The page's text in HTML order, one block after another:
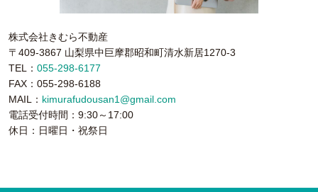
株式会社きむら不動産
〒409-3867 山梨県中巨摩郡昭和町清水新居1270-3
TEL： 055-298-6177
FAX：055-298-6188
MAIL： kimurafudousan1@gmail.com
電話受付時間：9:30～17:00
休日：日曜日・祝祭日